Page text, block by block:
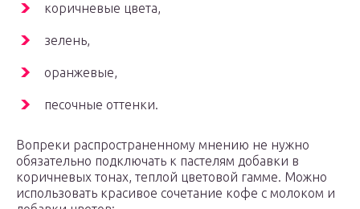
коричневые цвета,
зелень,
оранжевые,
песочные оттенки.
Вопреки распространенному мнению не нужно
обязательно подключать к пастелям добавки в
коричневых тонах, теплой цветовой гамме. Можно
использовать красивое сочетание кофе с молоком и